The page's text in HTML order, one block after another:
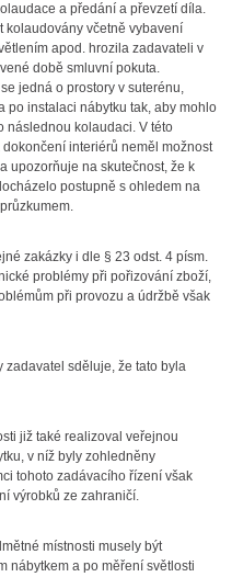
a předání a převzetí díla.
kolaudovány včetně vybavení
apod. hrozila zadavateli v
době smluvní pokuta.
jedná o prostory v suterénu,
po instalaci nábytku tak, aby mohlo
následnou kolaudaci. V této
interiérů neměl možnost
upozorňuje na skutečnost, že k
postupně s ohledem na
zakázky i dle § 23 odst. 4 písm.
problémy při pořizování zboží,
při provozu a údržbě však
zadavatel sděluje, že tato byla
již také realizoval veřejnou
v níž byly zohledněny
tohoto zadávacího řízení však
výrobků ze zahraničí.
místnosti musely být
nábytkem a po měření světlosti